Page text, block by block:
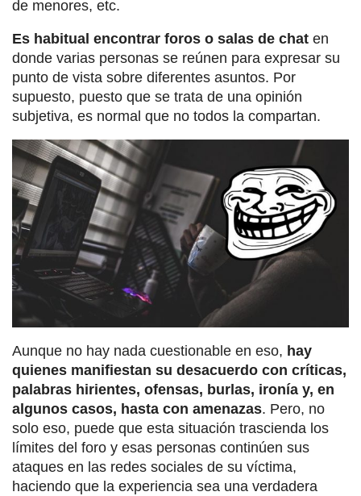
de menores, etc.
Es habitual encontrar foros o salas de chat en
donde varias personas se reúnen para expresar su
punto de vista sobre diferentes asuntos. Por
supuesto, puesto que se trata de una opinión
subjetiva, es normal que no todos la compartan.
Aunque no hay nada cuestionable en eso, hay
quienes manifiestan su desacuerdo con críticas,
palabras hirientes, ofensas, burlas, ironía y, en
algunos casos, hasta con amenazas. Pero, no
solo eso, puede que esta situación trascienda los
límites del foro y esas personas continúen sus
ataques en las redes sociales de su víctima,
haciendo que la experiencia sea una verdadera